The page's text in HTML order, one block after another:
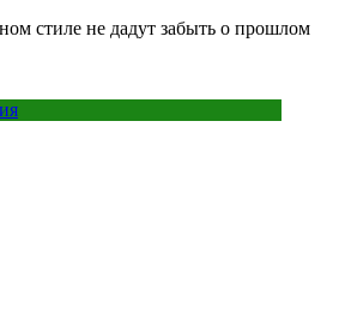
стиле не дадут забыть о прошлом